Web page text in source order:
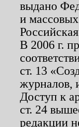
выдано
и
В 2006 г.
ст. 13
журналов,
Доступ к
ст. 24
редакции